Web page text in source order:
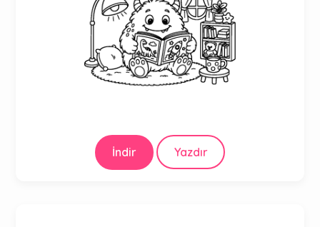
İndir Yazdır